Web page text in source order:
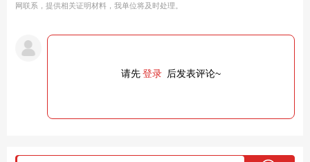
网联系，提供相关证明材料，我单位将及时处理。
请先登录 后发表评论~